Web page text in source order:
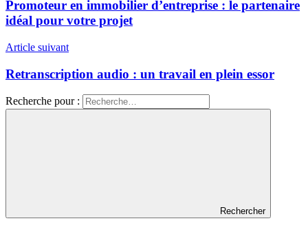
Promoteur en immobilier d’entreprise : le partenaire
idéal pour votre projet
Article suivant
Retranscription audio : un travail en plein essor
Recherche pour :
Rechercher